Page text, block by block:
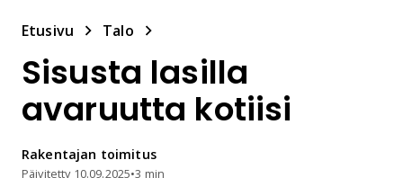
Etusivu Talo
Sisusta lasilla
avaruutta kotiisi
Rakentajan toimitus
Päivitetty 10.09.2025•3 min